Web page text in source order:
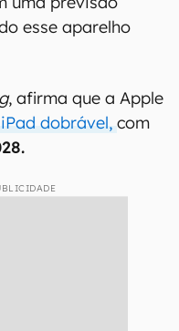
MacBook com tela dobrável